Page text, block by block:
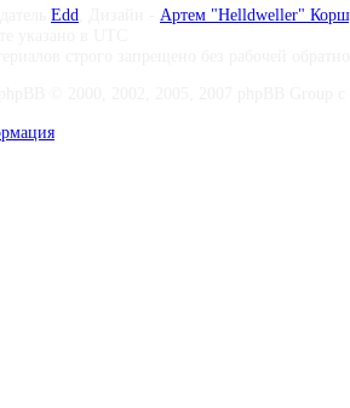
Edd Артем "Helldweller"